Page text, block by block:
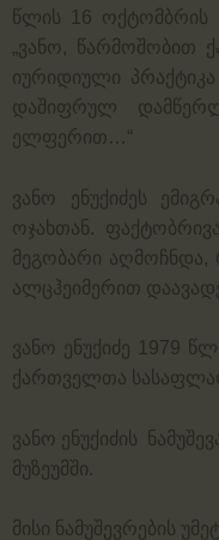
წლის 16 ოქტომბრის
„ვანო, წარმოშობით
იურიდიული
დაშიფრულ
ელფერით…“
ვანო ენუქიძეს
ოჯახთან.
მეგობარი აღმოჩნდა,
ალცჰეიმერით
ვანო ენუქიძე 1979
ქართველთა
ვანო ენუქიძის
მუზეუმში.
მისი ნამუშევრების